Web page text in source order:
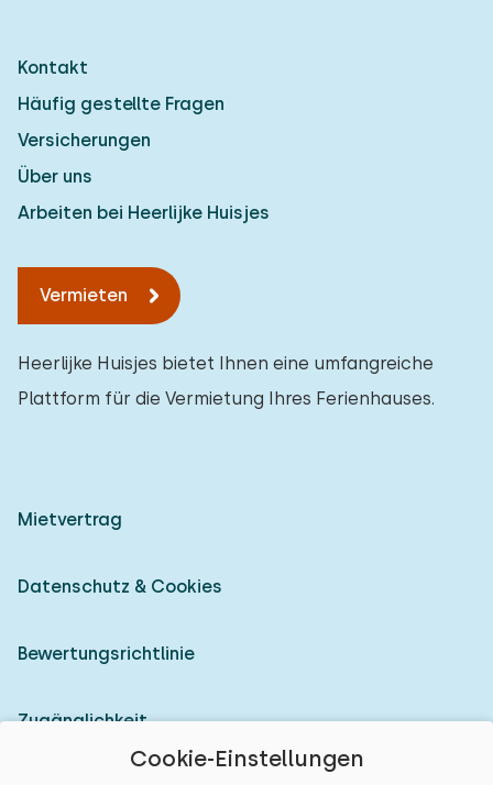
Cookie-Einstellungen
Kontakt
Häufig gestellte Fragen
Versicherungen
Über uns
Arbeiten bei Heerlijke Huisjes
Vermieten
Heerlijke Huisjes bietet Ihnen eine umfangreiche
Plattform für die Vermietung Ihres Ferienhauses.
Mietvertrag
Datenschutz & Cookies
Bewertungsrichtlinie
Zugänglichkeit